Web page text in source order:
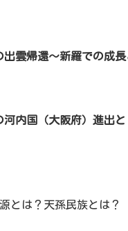
出雲帰還～新羅での成
河内国（大阪府）進出
とは？天孫民族とは？